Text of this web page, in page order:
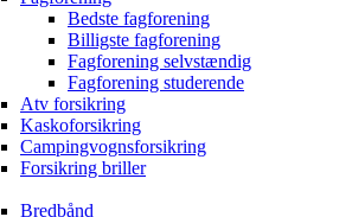
Bedste fagforening
Billigste fagforening
Fagforening selvstændig
Fagforening studerende
Atv forsikring
Kaskoforsikring
Campingvognsforsikring
Forsikring briller
Bredbånd